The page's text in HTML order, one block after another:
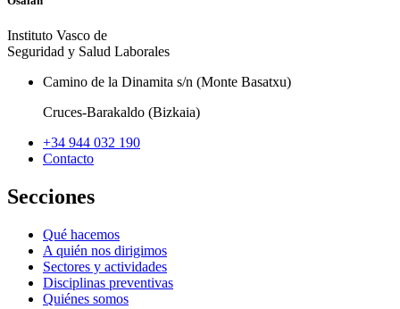
Instituto Vasco de
Seguridad y Salud Laborales
Camino de la Dinamita s/n (Monte Basatxu)
Cruces-Barakaldo (Bizkaia)
+34 944 032 190
Contacto
Secciones
Qué hacemos
A quién nos dirigimos
Sectores y actividades
Disciplinas preventivas
Quiénes somos